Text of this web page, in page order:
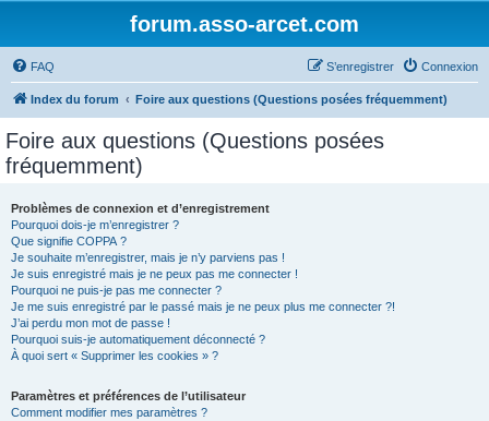
forum.asso-arcet.com
FAQ Connexion
S’enregistrer
Index du forum Foire aux questions (Questions posées fréquemment)
Foire aux questions (Questions posées
fréquemment)
Problèmes de connexion et d’enregistrement
Pourquoi dois-je m’enregistrer ?
Que signifie COPPA ?
Je souhaite m’enregistrer, mais je n’y parviens pas !
Je suis enregistré mais je ne peux pas me connecter !
Pourquoi ne puis-je pas me connecter ?
Je me suis enregistré par le passé mais je ne peux plus me connecter ?!
J’ai perdu mon mot de passe !
Pourquoi suis-je automatiquement déconnecté ?
À quoi sert « Supprimer les cookies » ?
Paramètres et préférences de l’utilisateur
Comment modifier mes paramètres ?